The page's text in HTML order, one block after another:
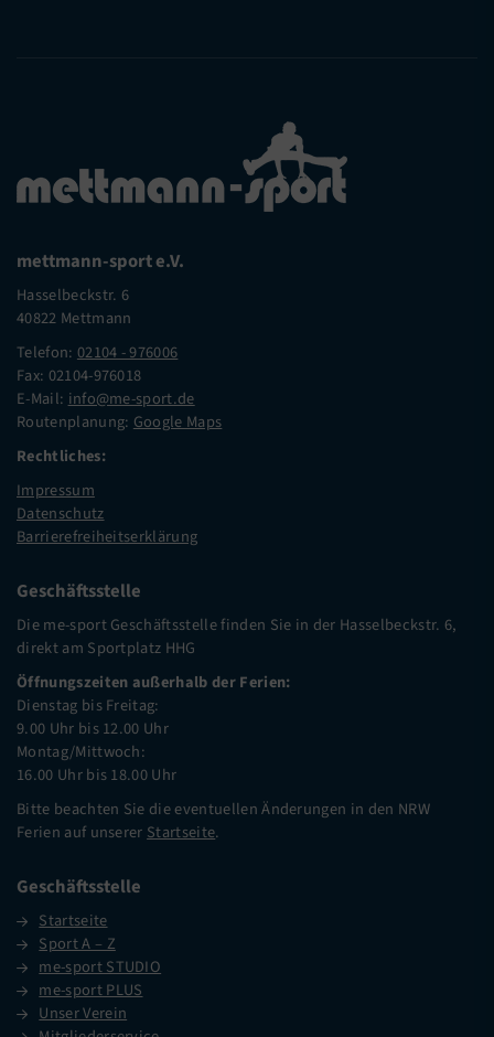
mettmann-sport e.V.
Hasselbeckstr. 6
40822 Mettmann
Telefon: 02104 - 976006
Fax: 02104-976018
E-Mail: info@me-sport.de
Routenplanung: Google Maps
Rechtliches:
Impressum
Datenschutz
Barrierefreiheitserklärung
Geschäftsstelle
Die me-sport Geschäftsstelle finden Sie in der Hasselbeckstr. 6,
direkt am Sportplatz HHG
Öffnungszeiten außerhalb der Ferien:
Dienstag bis Freitag:
9.00 Uhr bis 12.00 Uhr
Montag/Mittwoch:
16.00 Uhr bis 18.00 Uhr
Bitte beachten Sie die eventuellen Änderungen in den NRW
Ferien auf unserer Startseite.
Geschäftsstelle
Startseite
Sport A – Z
me-sport STUDIO
me-sport PLUS
Unser Verein